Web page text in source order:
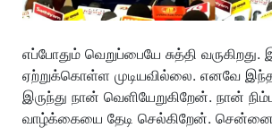
எப்போதும் வெறுப்பையே சுத்தி
ஏற்றுக்கொள்ள முடியவில்லை. எனவே
இருந்து நான் வெளியேறுகிறேன். நான்
வாழ்க்கையை தேடி செல்கிறேன். சென்னை